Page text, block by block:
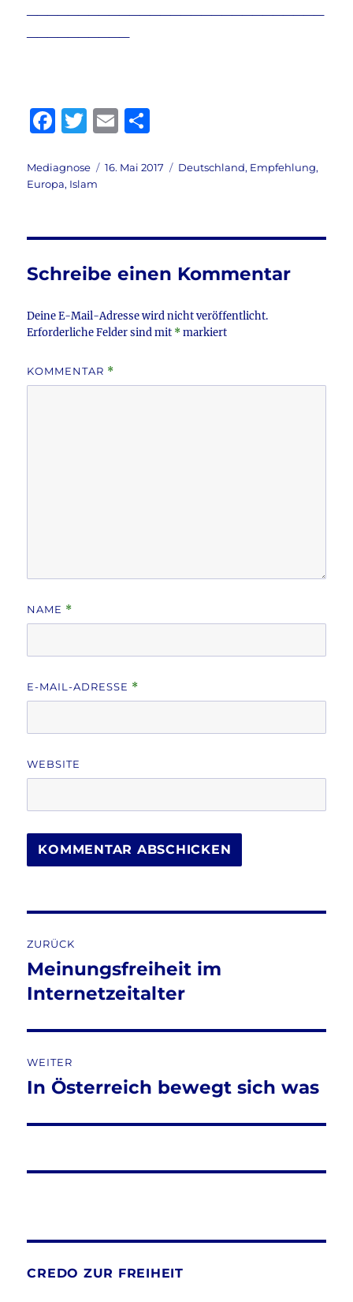
F
c
e
o
o
T
it
te
E
ai le
Autor
Mediagnose
Veröffentlicht
16. Mai 2017 Kategorien
Deutschland, Empfehlung,
Europa, Islam
Schreibe einen Kommentar
Deine E-Mail-Adresse wird nicht veröffentlicht.
Erforderliche Felder sind mit *markiert
KOMMENTAR *
NAME *
E-MAIL-ADRESSE *
WEBSITE
ZURÜCK
Vorheriger
Beitrag:
Meinungsfreiheit im
Internetzeitalter
WEITER
Nächster
In Österreich bewegt sich was
CREDO ZUR FREIHEIT